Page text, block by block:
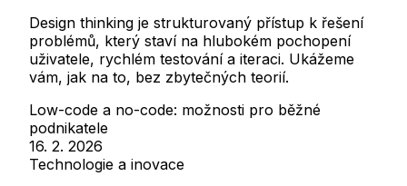
Design thinking je strukturovaný přístup k řešení
problémů, který staví na hlubokém pochopení
uživatele, rychlém testování a iteraci. Ukážeme
vám, jak na to, bez zbytečných teorií.
Low-code a no-code: možnosti pro běžné
podnikatele
16. 2. 2026
Technologie a inovace